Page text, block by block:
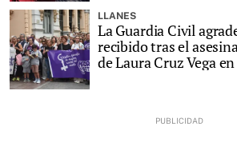
LLANES
La Guardia Civil
recibido tras el
de Laura Cruz Vega